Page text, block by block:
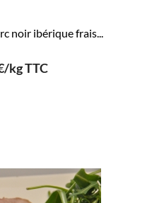
noir ibérique frais...
kg TTC